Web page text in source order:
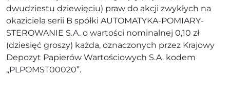
dwudziestu dziewięciu) praw do akcji zwykłych na
okaziciela serii B spółki AUTOMATYKA-POMIARY-
STEROWANIE S.A. o wartości nominalnej 0,10 zł
(dziesięć groszy) każda, oznaczonych przez Krajowy
Depozyt Papierów Wartościowych S.A. kodem
„PLPOMST00020”.